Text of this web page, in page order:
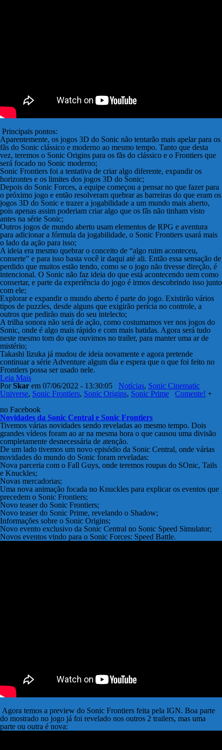
Principais pontos:
Aparentemente, os jogos 3D do Sonic não tentarão mais apelar para os
fãs do Sonic clássico e moderno ao mesmo tempo. Tanto que desta
vez, teremos o Sonic Origins para os fãs do clássico e o Frontiers que
será focado no Sonic moderno;
Sonic Frontiers foi a tentativa de criar algo diferente, expandir os
horizontes e os limites dos jogos 3D do Sonic;
Depois do Sonic Forces, a equipe começou a pensar no que fazer para
o próximo jogo e então resolveram quebrar as barreiras do que eram os
jogos 3D do Sonic e trazer a jogabilidade a um mundo mais aberto,
pois apenas assim poderiam criar algo que os fãs não tinham visto
antes na série Sonic;
Outros jogos de mundo aberto usam elementos de RPG e aventura
para adicionar a fórmula da jogabilidade, o Sonic Frontiers usará mais
o lado da ação para isso;
A ideia era mesmo quebrar o conceito de “algo ruim aconteceu,
conserte” e para isso basta você ir daqui até ali. Então essa sensação de
perdido que muitos estão tendo, como se o jogo não tivesse direção, é
intencional. O Sonic não faz ideia do que está acontecendo nem como
consertar, e parte da experiência do jogo é irmos descobrindo isso junto
com ele;
Explorar e expandir o mundo aberto é parte do jogo. Existirão vários
tipos de puzzles, desde alguns que exigirão perícia no controle, a
outros que pedirão mais do seu intelecto;
A trilha sonora não será de ação, como costumamos ver nos jogos do
Sonic, onde é algo mais rápido e com mais batidas. Agora será tudo
neste mesmo tom do que ouvimos no trailer, para manter uma ar de
mistério;
Takashi Iizuka já mudou de ideia novamente e agora pretende
continuar a série Adventure algum dia e espera que o que foi feito no
Frontiers possa ser usado nele.
Leia Mais
PorSkar em 07/06/2022 - 13:30:05 Notícias, Sonic Cinematic
Universe, Sonic Frontiers, Sonic Origins, Sonic Prime Comente! +
no Facebook
Novidades da Sonic Central e Sonic Frontiers
Tivemos várias novidades sendo reveladas ao mesmo tempo. Dois
grandes vídeos foram ao ar na mesma hora o que causou uma divisão
completamente desnecessária de atenção.
De um lado tivemos um novo episódio da Sonic Central, onde várias
novidades do mundo do Sonic foram reveladas:
Nova parceria com o Fall Guys, onde teremos roupas do SOnic, Tails
e Knuckles;
Novas mercadorias;
Uma nova animação focada no Knuckles para explicar os eventos que
precedem o Sonic Frontiers;
Novo teaser do Sonic Frontiers;
Novo teaser do Sonic Prime, revelando o Shadow;
Informações sobre o Sonic Origins;
Novo evento exclusivo da Sonic Central no Sonic Speed Simulator;
Novos eventos vindo para o Sonic Forces: Speed Battle.
Agora temos a preview do Sonic Frontiers feita pela IGN. Boa parte
do mostrado no jogo já foi revelado nos outros 2 trailers, mas uma
parte ou outra é nova: